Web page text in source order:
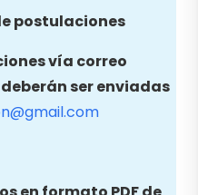
postulaciones
vía correo
ser enviadas